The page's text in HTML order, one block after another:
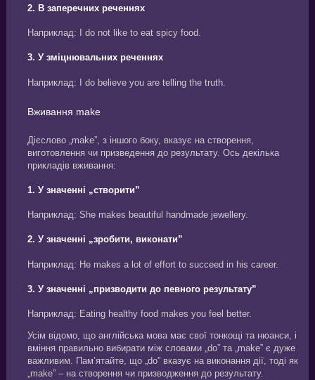
2. В заперечних реченнях
Наприклад: I do not like to eat spicy food.
3. У зміцнювальних реченнях
Наприклад: I do believe you are telling the truth.
Вживання make
Дієслово „make”, з іншого боку, вказує на створення,
виготовлення чи призведення до результату. Ось декілька
прикладів вживання:
1. У значенні „створити”
Наприклад: She makes beautiful handmade jewellery.
2. У значенні „зробити, виконати”
Наприклад: He makes a lot of effort to succeed in his career.
3. У значенні „призводити до певного результату”
Наприклад: Eating healthy food makes you feel better.
Усім відомо, що англійська мова має свої тонкощі та нюанси, і
вміння правильно вибирати між словами „do” та „make” є дуже
важливим. Пам’ятайте, що „do” вказує на виконання дії, тоді як
„make” – на створення чи призводження до результату.